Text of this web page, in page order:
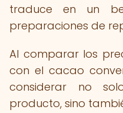
traduce en un
preparaciones de
Al comparar los
con el cacao
considerar no
producto, sino